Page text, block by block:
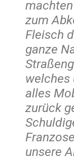
zum
Fleisch
ganze
welches
alles
zurück
unsere